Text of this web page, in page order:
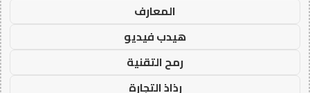
المعارف
هيدب فيديو
رمح التقنية
رذاذ التجارة